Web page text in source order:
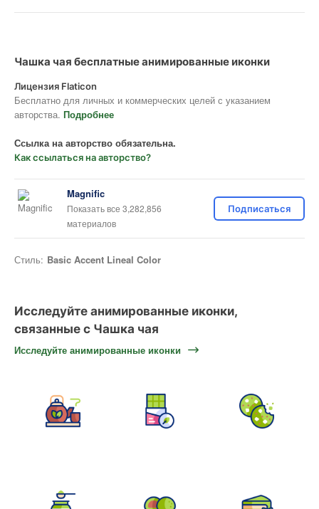
Чашка чая бесплатные анимированные иконки
Лицензия Flaticon
Бесплатно для личных и коммерческих целей с указанием
авторства. Подробнее
Ссылка на авторство обязательна.
Как ссылаться на авторство?
Magnific
Показать все 3,282,856
материалов
Подписаться
Стиль: Basic Accent Lineal Color
Исследуйте анимированные иконки,
связанные с Чашка чая
Исследуйте анимированные иконки